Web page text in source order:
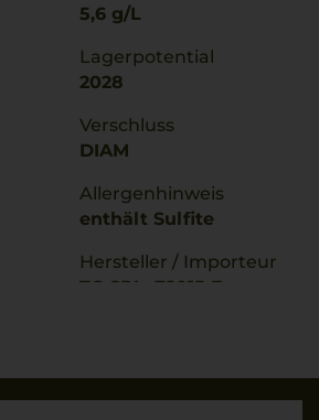
5,6 g/L
Lagerpotential
2028
Verschluss
DIAM
Allergenhinweis
enthält Sulfite
Hersteller / Importeur
TG SRL, 72015 Fasano
Italien